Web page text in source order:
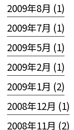
2009年8月 (1)
2009年7月 (1)
2009年5月 (1)
2009年2月 (1)
2009年1月 (2)
2008年12月 (1)
2008年11月 (2)